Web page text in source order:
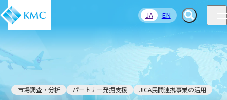
JA EN
市場調査・分析 パートナー発掘支援 JICA民間連携事業の活用